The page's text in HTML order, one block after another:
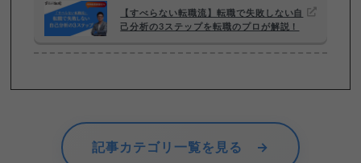
【すべらない転職流】転職で失敗しない自
己分析の3ステップを転職のプロが解説！
記事カテゴリ一覧を見る →